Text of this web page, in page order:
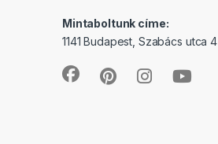
Mintaboltunk címe:
1141 Budapest, Szabács utca 4